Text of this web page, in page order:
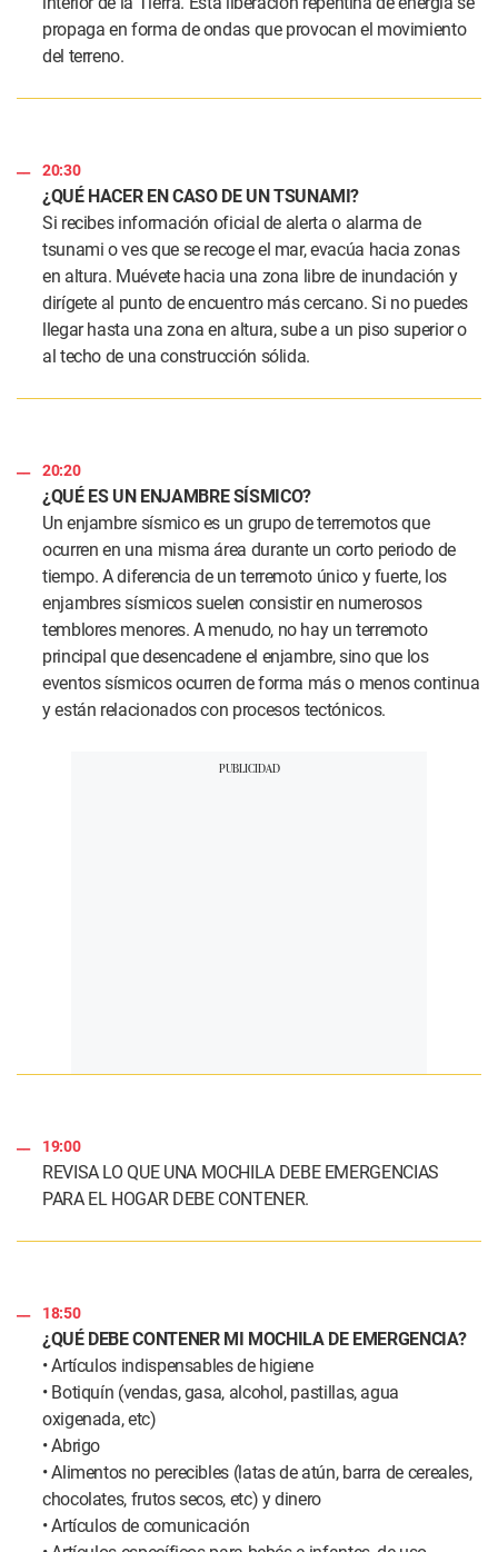
propaga en forma de ondas que provocan el movimiento
del terreno.
20:30
¿QUÉ HACER EN CASO DE UN TSUNAMI?
Si recibes información oficial de alerta o alarma de
tsunami o ves que se recoge el mar, evacúa hacia zonas
en altura. Muévete hacia una zona libre de inundación y
dirígete al punto de encuentro más cercano. Si no puedes
llegar hasta una zona en altura, sube a un piso superior o
al techo de una construcción sólida.
20:20
¿QUÉ ES UN ENJAMBRE SÍSMICO?
Un enjambre sísmico es un grupo de terremotos que
ocurren en una misma área durante un corto periodo de
tiempo. A diferencia de un terremoto único y fuerte, los
enjambres sísmicos suelen consistir en numerosos
temblores menores. A menudo, no hay un terremoto
principal que desencadene el enjambre, sino que los
eventos sísmicos ocurren de forma más o menos continua
y están relacionados con procesos tectónicos.
19:00
REVISA LO QUE UNA MOCHILA DEBE EMERGENCIAS
PARA EL HOGAR DEBE CONTENER.
18:50
¿QUÉ DEBE CONTENER MI MOCHILA DE EMERGENCIA?
• Artículos indispensables de higiene
• Botiquín (vendas, gasa, alcohol, pastillas, agua
oxigenada, etc)
• Abrigo
• Alimentos no perecibles (latas de atún, barra de cereales,
chocolates, frutos secos, etc) y dinero
• Artículos de comunicación